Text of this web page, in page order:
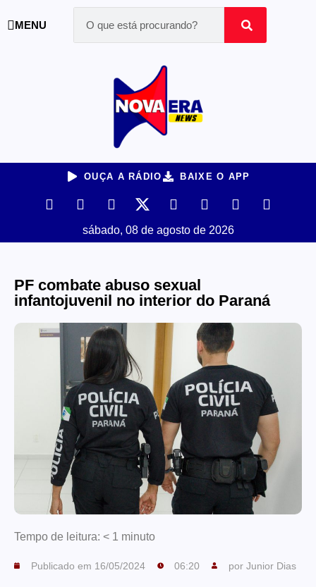
MENU
OUÇA A RÁDIO BAIXE O APP
sábado, 08 de agosto de 2026
PF combate abuso sexual
infantojuvenil no interior do Paraná
Tempo de leitura: < 1 minuto
Publicado em 16/05/2024 06:20 por Junior Dias